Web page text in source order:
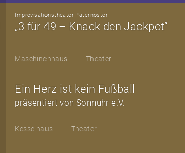
Improvisationstheater Paternoster
„3 für 49 – Knack den Jackpot“
Maschinenhaus Theater
Ein Herz ist kein Fußball
präsentiert von Sonnuhr e.V.
Kesselhaus Theater